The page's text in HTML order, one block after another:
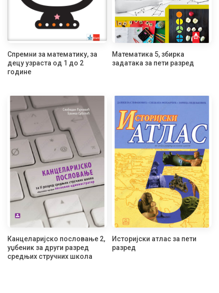
Спремни за математику, за
децу узраста од 1 до 2
године
Математика 5, збирка
задатака за пети разред
Канцеларијско пословање 2,
уџбеник за други разред
средњих стручних школа
Историјски атлас за пети
разред